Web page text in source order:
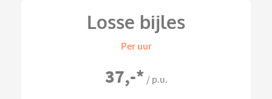
Losse bijles
Per uur
37,-* / p.u.